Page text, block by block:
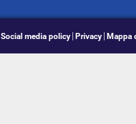
Social media policy Privacy Mappa